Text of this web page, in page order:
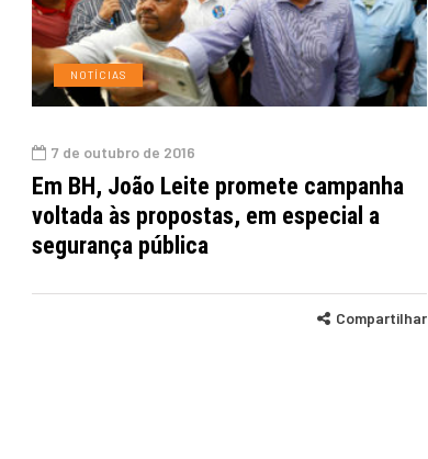
NOTÍCIAS
7 de outubro de 2016
Em BH, João Leite promete campanha
voltada às propostas, em especial a
segurança pública
Compartilhar